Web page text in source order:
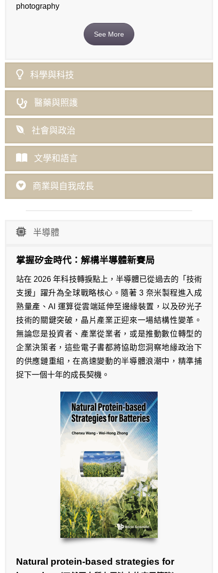
photography
See More
科學與科技
醫藥與照護
社會與政治
文學和語言
商業與自我成長
半導體
掌握矽金時代：解構半導體新賽局
站在 2026 年科技轉捩點上，半導體已從過去的「技術
支援」躍升為全球戰略核心。隨著 3 奈米製程進入成
熟量產、AI 運算從雲端延伸至邊緣裝置，以及矽光子
技術的關鍵突破，晶片產業正迎來一場結構性變革。
無論您是投資者、產業從業者，或是推動數位轉型的
企業決策者，這些電子書都將協助您洞察地緣政治下
的供應鏈重組，在高速變動的半導體浪潮中，精準捕
捉下一個十年的成長契機。
Natural protein-based strategies for